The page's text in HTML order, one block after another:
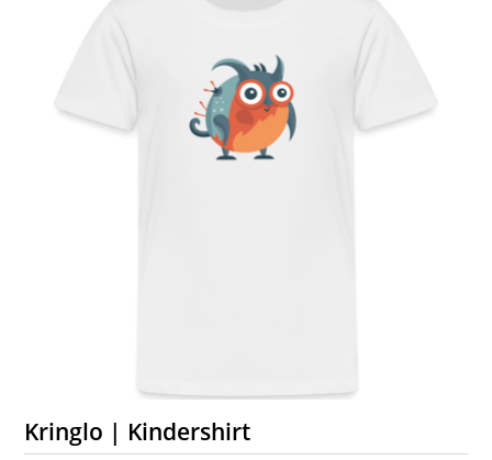
Kringlo | Kindershirt